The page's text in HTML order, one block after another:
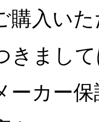
購入い
きまし
ーカー